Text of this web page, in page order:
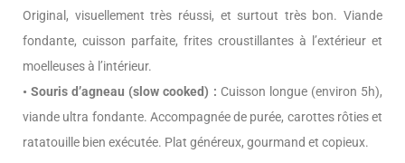
Original, visuellement très réussi, et surtout très bon. Viande
fondante, cuisson parfaite, frites croustillantes à l’extérieur et
moelleuses à l’intérieur.
• Souris d’agneau (slow cooked) : Cuisson longue (environ 5h),
viande ultra fondante. Accompagnée de purée, carottes rôties et
ratatouille bien exécutée. Plat généreux, gourmand et copieux.